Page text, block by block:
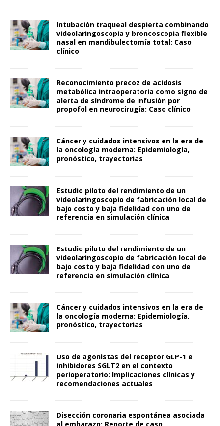
Intubación traqueal despierta combinando
videolaringoscopia y broncoscopia flexible
nasal en mandibulectomía total: Caso
clínico
Reconocimiento precoz de acidosis
metabólica intraoperatoria como signo de
alerta de síndrome de infusión por
propofol en neurocirugía: Caso clínico
Cáncer y cuidados intensivos en la era de
la oncología moderna: Epidemiología,
pronóstico, trayectorias
Estudio piloto del rendimiento de un
videolaringoscopio de fabricación local de
bajo costo y baja fidelidad con uno de
referencia en simulación clínica
Estudio piloto del rendimiento de un
videolaringoscopio de fabricación local de
bajo costo y baja fidelidad con uno de
referencia en simulación clínica
Cáncer y cuidados intensivos en la era de
la oncología moderna: Epidemiología,
pronóstico, trayectorias
Uso de agonistas del receptor GLP-1 e
inhibidores SGLT2 en el contexto
perioperatorio: Implicaciones clínicas y
recomendaciones actuales
Disección coronaria espontánea asociada
al embarazo: Reporte de caso